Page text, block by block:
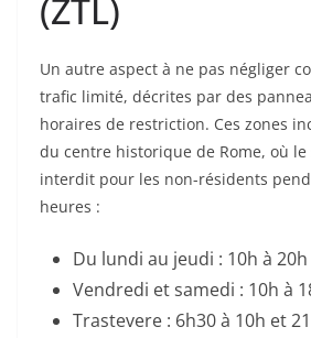
(ZTL)
Un autre aspect à ne pas négliger
trafic limité, décrites par des
horaires de restriction. Ces zones
du centre historique de Rome, où
interdit pour les non-résidents
heures :
Du lundi au jeudi : 10h à 20h
Vendredi et samedi : 10h à
Trastevere : 6h30 à 10h et